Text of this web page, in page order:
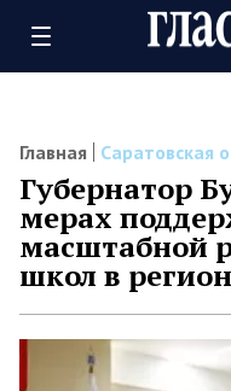
Главная Саратовская
Губернатор
мерах
масштабной
школ в